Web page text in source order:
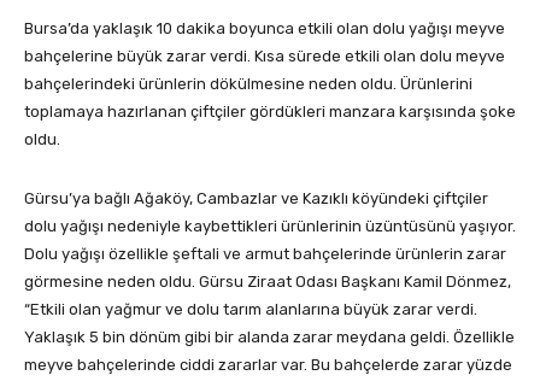
Bursa’da yaklaşık 10 dakika boyunca etkili olan dolu yağışı meyve
bahçelerine büyük zarar verdi. Kısa sürede etkili olan dolu meyve
bahçelerindeki ürünlerin dökülmesine neden oldu. Ürünlerini
toplamaya hazırlanan çiftçiler gördükleri manzara karşısında şoke
oldu.
Gürsu’ya bağlı Ağaköy, Cambazlar ve Kazıklı köyündeki çiftçiler
dolu yağışı nedeniyle kaybettikleri ürünlerinin üzüntüsünü yaşıyor.
Dolu yağışı özellikle şeftali ve armut bahçelerinde ürünlerin zarar
görmesine neden oldu. Gürsu Ziraat Odası Başkanı Kamil Dönmez,
“Etkili olan yağmur ve dolu tarım alanlarına büyük zarar verdi.
Yaklaşık 5 bin dönüm gibi bir alanda zarar meydana geldi. Özellikle
meyve bahçelerinde ciddi zararlar var. Bu bahçelerde zarar yüzde